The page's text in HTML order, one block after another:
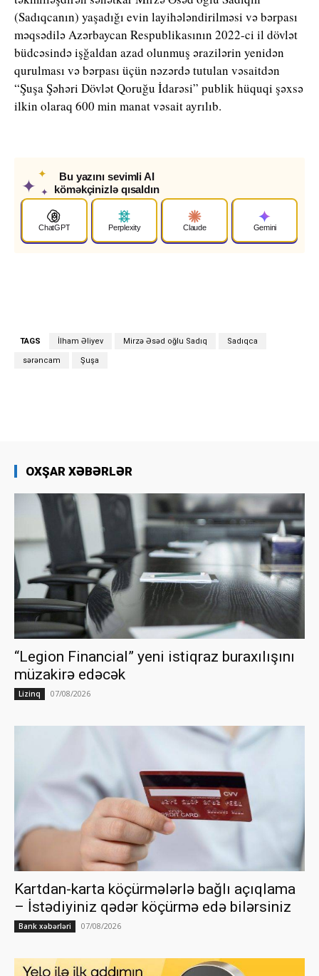
(Sadıqcanın) yaşadığı evin layihələndirilməsi və bərpası
məqsədilə Azərbaycan Respublikasının 2022-ci il dövlət
büdcəsində işğaldan azad olunmuş ərazilərin yenidən
qurulması və bərpası üçün nəzərdə tutulan vəsaitdən
“Şuşa Şəhəri Dövlət Qoruğu İdarəsi” publik hüquqi şəxsə
ilkin olaraq 600 min manat vəsait ayrılıb.
✦
✦
✦
Bu yazını sevimli AI
köməkçinizlə qısaldın
ChatGPT Perplexity Claude Gemini
TAGS İlham Əliyev Mirzə Əsəd oğlu Sadıq Sadıqca
sərəncam Şuşa
OXŞAR XƏBƏRLƏR
“Legion Financial” yeni istiqraz buraxılışını
müzakirə edəcək
Lizinq 07/08/2026
Kartdan-karta köçürmələrlə bağlı açıqlama
– İstədiyiniz qədər köçürmə edə bilərsiniz
Bank xəbərləri 07/08/2026